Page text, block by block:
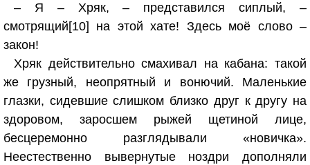
– Я – Хряк, – представился сиплый, –
смотрящий[10] на этой хате! Здесь моё слово –
закон!
Хряк действительно смахивал на кабана: такой
же грузный, неопрятный и вонючий. Маленькие
глазки, сидевшие слишком близко друг к другу на
здоровом, заросшем рыжей щетиной лице,
бесцеремонно разглядывали «новичка».
Неестественно вывернутые ноздри дополняли